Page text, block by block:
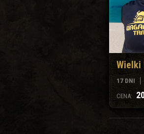
Wielki
17 DNI
CENA: